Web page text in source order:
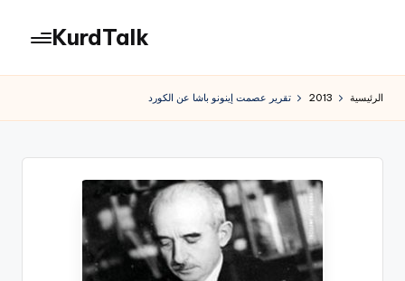
المحتوى
KurdTalk
اخبار
الرئيسية 2013 تقرير عصمت إينونو باشا عن الكورد